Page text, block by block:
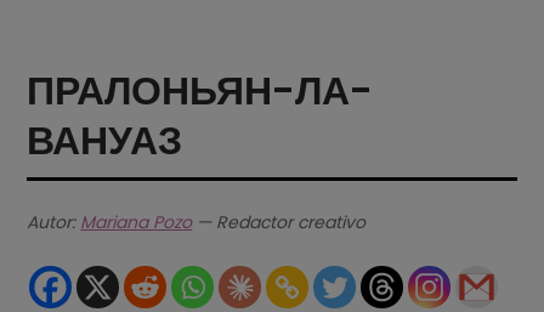
ПРАЛОНЬЯН-ЛА-
ВАНУАЗ
Autor: Mariana Pozo— Redactor creativo